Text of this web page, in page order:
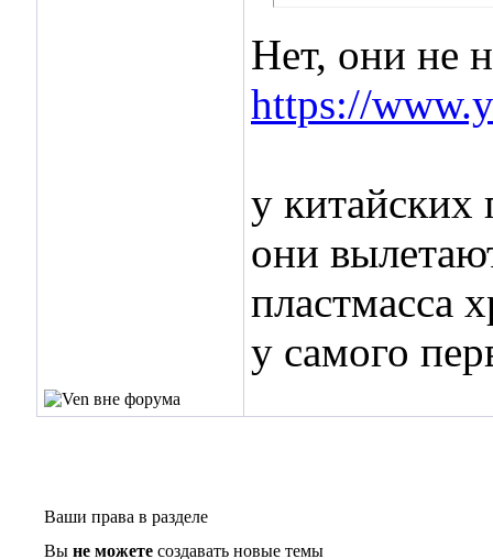
Нет, они не
https://
у
они
пластмасса
у самого
Ваши права в разделе
Вы не можете создавать новые темы